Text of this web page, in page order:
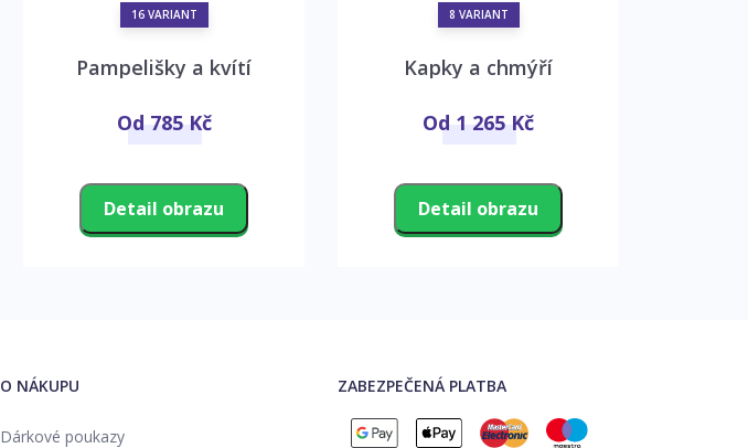
16 VARIANT
Pampelišky a kvítí
Od 785 Kč
Detail obrazu
8 VARIANT
Kapky a chmýří
Od 1 265 Kč
Detail obrazu
O NÁKUPU
Dárkové poukazy
ZABEZPEČENÁ PLATBA